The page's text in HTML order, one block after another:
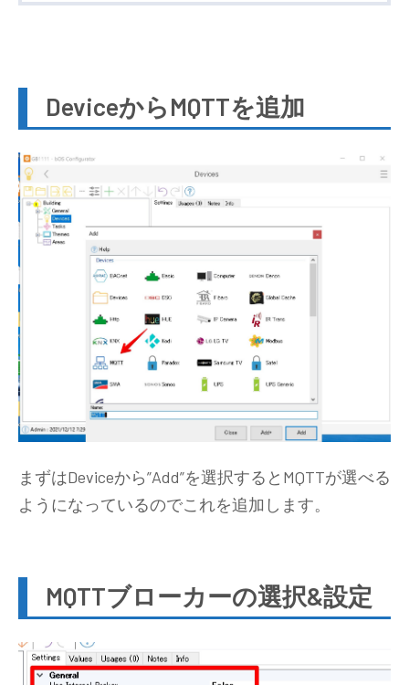
DeviceからMQTTを追加
まずはDeviceから”Add”を選択するとMQTTが選べる
ようになっているのでこれを追加します。
MQTTブローカーの選択&設定